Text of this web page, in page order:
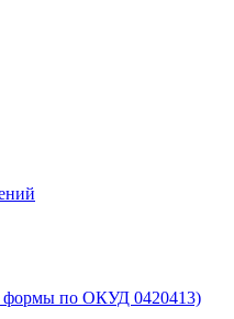
формы по ОКУД 0420413)